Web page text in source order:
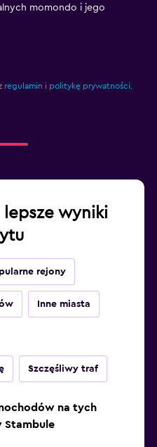
momondo i jego
regulamin i politykę prywatności.
lepsze wyniki
rejony
Inne miasta
Szczęśliwy traf
na tych
Stambule